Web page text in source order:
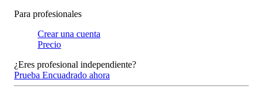
Para profesionales
Crear una cuenta
Precio
¿Eres profesional independiente?
Prueba Encuadrado ahora